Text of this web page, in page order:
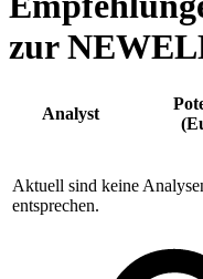
zur
Analyst
Aktuell sind keine
entsprechen.